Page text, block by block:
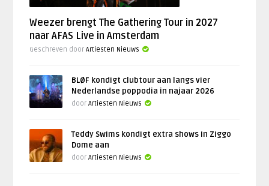
Weezer brengt The Gathering Tour in 2027
naar AFAS Live in Amsterdam
Geschreven doorArtiesten Nieuws
BLØF kondigt clubtour aan langs vier
Nederlandse poppodia in najaar 2026
doorArtiesten Nieuws
Teddy Swims kondigt extra shows in Ziggo
Dome aan
doorArtiesten Nieuws